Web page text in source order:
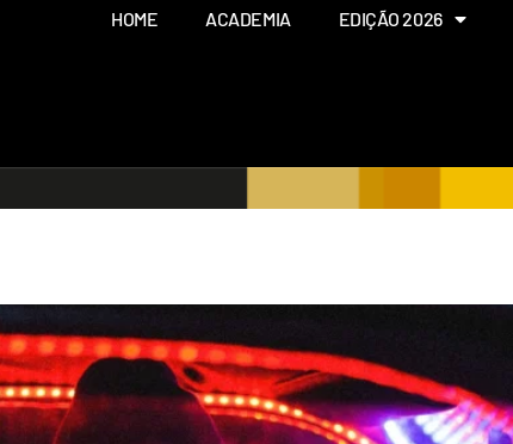
HOME ACADEMIA EDIÇÃO 2026